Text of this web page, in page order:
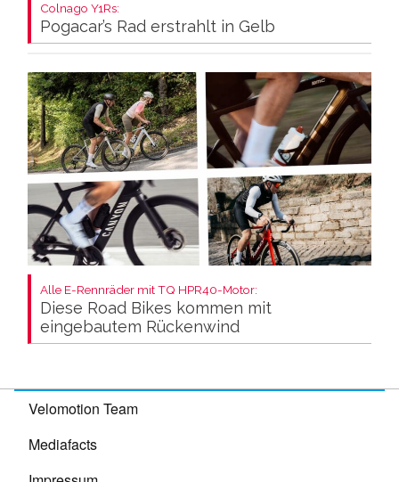
Colnago Y1Rs:
Pogacar’s Rad erstrahlt in Gelb
Alle E-Rennräder mit TQ HPR40-Motor:
Diese Road Bikes kommen mit
eingebautem Rückenwind
Velomotion Team
Mediafacts